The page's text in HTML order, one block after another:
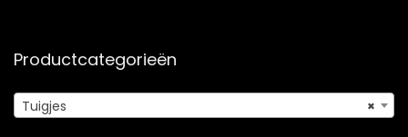
Productcategorieën
×
Tuigjes